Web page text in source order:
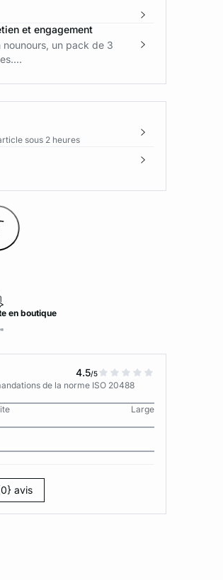
et engagement
nounours, un pack de 3
sous 2 heures
en boutique
4.5/5
de la norme ISO 20488
Large
avis